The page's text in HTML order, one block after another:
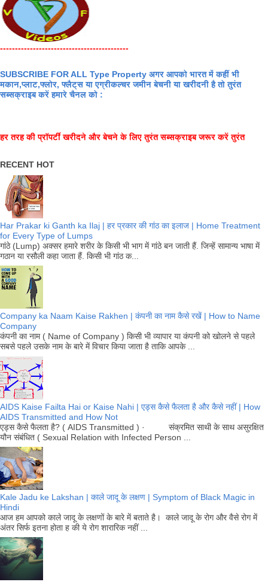
-------------------------------------------
SUBSCRIBE FOR ALL Type Property अगर आपको भारत में कहीं भी
मकान,प्लाट,फ्लोर, फ्लैट्स या एग्रीकल्चर जमीन बेचनी या खरीदनी है तो तुरंत
सब्सक्राइब करें हमारे चैनल को :
हर तरह की प्रॉपर्टी खरीदने और बेचने के लिए तुरंत सब्सक्राइब जरूर करें तुरंत
RECENT HOT
Har Prakar ki Ganth ka Ilaj | हर प्रकार की गांठ का इलाज | Home Treatment
for Every Type of Lumps
गांठे (Lump) अक्सर हमारे शरीर के किसी भी भाग में गांठे बन जाती हैं. जिन्हें सामान्य भाषा में
गठान या रसौली कहा जाता हैं. किसी भी गांठ क...
Company ka Naam Kaise Rakhen | कंपनी का नाम कैसे रखें | How to Name
Company
कंपनी का नाम ( Name of Company ) किसी भी व्यापार या कंपनी को खोलने से पहले
सबसे पहले उसके नाम के बारे में विचार किया जाता है ताकि आपके ...
AIDS Kaise Failta Hai or Kaise Nahi | एड्स कैसे फैलता है और कैसे नहीं | How
AIDS Transmitted and How Not
एड्स कैसे फैलता है? ( AIDS Transmitted ) · संक्रमित साथी के साथ असुरक्षित
यौन संबंधित ( Sexual Relation with Infected Person ...
Kale Jadu ke Lakshan | काले जादू के लक्षण | Symptom of Black Magic in
Hindi
आज हम आपको काले जादू के लक्षणों के बारे में बताते है। काले जादू के रोग और वैसे रोग में
अंतर सिर्फ इतना होता ह की ये रोग शारारिक नहीं ...